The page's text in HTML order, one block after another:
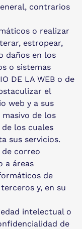
contrarios
o realizar
estropear,
daños en los
o sistemas
DE LA WEB o de
el
web y a sus
de los
los cuales
sus servicios.
correo
a áreas
de
terceros y, en su
intelectual o
de